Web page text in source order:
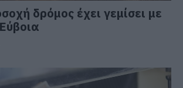
δρόμος έχει γεμίσει με